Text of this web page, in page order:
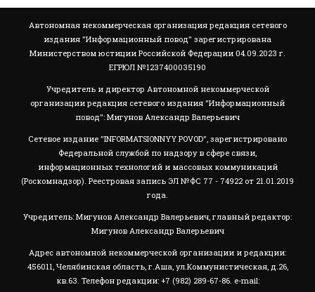
Автономная некоммерческая организация редакция сетевого
издания "Информационный повод" зарегистрирована
Министерством юстиции Российской Федерации 04.09.2023 г.
ЕГРЮЛ №1237400035190
Учредитель и директор Автономной некоммерческой
организации редакция сетевого издания "Информационный
повод": Мигунов Александр Валерьевич
Сетевое издание "INFORMATSIONNYY POVOD", зарегистрировано
Федеральной службой по надзору в сфере связи,
информационных технологий и массовых коммуникаций
(Роскомнадзор). Реестровая запись ЭЛ №ФС 77 - 74922 от 21.01.2019
года.
Учредитель: Мигунов Александр Валерьевич, главный редактор:
Мигунов Александр Валерьевич
Адрес автономной некоммерческой организации и редакции:
456011, Челябинская область, г.Аша, ул.Коммунистическая, д.26,
кв.63. Телефон редакции: +7 (982) 289-67-86. e-mail: